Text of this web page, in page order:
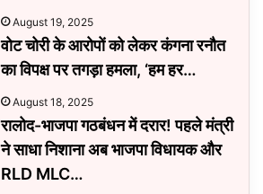
August 19, 2025
वोट चोरी के आरोपों को लेकर कंगना रनौत
का विपक्ष पर तगड़ा हमला, ‘हम हर…
August 18, 2025
रालोद-भाजपा गठबंधन में दरार! पहले मंत्री
ने साधा न‍िशाना अब भाजपा व‍िधायक और
RLD MLC…